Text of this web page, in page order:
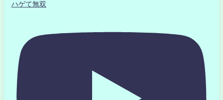
ハゲて無双